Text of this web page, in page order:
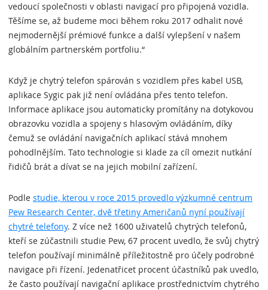
vedoucí společnosti v oblasti navigací pro připojená vozidla.
Těšíme se, až budeme moci během roku 2017 odhalit nové
nejmodernější prémiové funkce a další vylepšení v našem
globálním partnerském portfoliu.“
Když je chytrý telefon spárován s vozidlem přes kabel USB,
aplikace Sygic pak již není ovládána přes tento telefon.
Informace aplikace jsou automaticky promítány na dotykovou
obrazovku vozidla a spojeny s hlasovým ovládáním, díky
čemuž se ovládání navigačních aplikací stává mnohem
pohodlnějším. Tato technologie si klade za cíl omezit nutkání
řidičů brát a dívat se na jejich mobilní zařízení.
Podle studie, kterou v roce 2015 provedlo výzkumné centrum
Pew Research Center, dvě třetiny Američanů nyní používají
chytré telefony. Z více než 1600 uživatelů chytrých telefonů,
kteří se zúčastnili studie Pew, 67 procent uvedlo, že svůj chytrý
telefon používají minimálně příležitostně pro účely podrobné
navigace při řízení. Jedenatřicet procent účastníků pak uvedlo,
že často používají navigační aplikace prostřednictvím chytrého